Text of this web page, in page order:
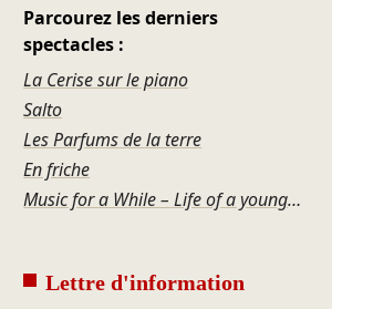
Parcourez les derniers
spectacles :
La Cerise sur le piano
Salto
Les Parfums de la terre
En friche
Music for a While – Life of a young man
Lettre d'information